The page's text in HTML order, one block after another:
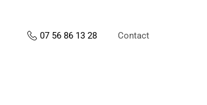
07 56 86 13 28 Contact